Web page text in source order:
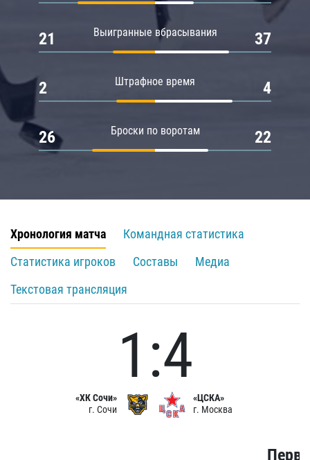
Выигранные вбрасывания
21 37
Штрафное время
2 4
Броски по воротам
26 22
Хронология матча
Командная статистика
Статистика игроков
Составы
Медиа
Текстовая трансляция
«ХК Сочи»
г. Сочи
1:4
«ЦСКА»
г. Москва